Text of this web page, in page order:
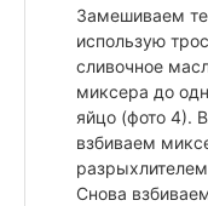
Замешиваем
использую
сливочное
миксера до
яйцо (фото 4).
взбиваем
Снова